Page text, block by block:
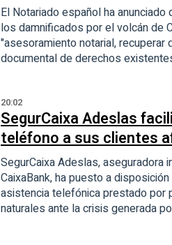
El Notariado español ha
los damnificados por el volcán de
"asesoramiento notarial,
documental de derechos
20:02
SegurCaixa Adeslas
teléfono a sus clientes
SegurCaixa Adeslas, aseguradora
CaixaBank, ha puesto a
asistencia telefónica prestado
naturales ante la crisis generada